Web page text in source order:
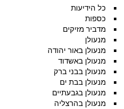
כל הידיעות
כספות
מדביר מזיקים
מנעולן
מנעולן באור יהודה
מנעולן באשדוד
מנעולן בבני ברק
מנעולן בבת ים
מנעולן בגבעתיים
מנעולן בהרצליה